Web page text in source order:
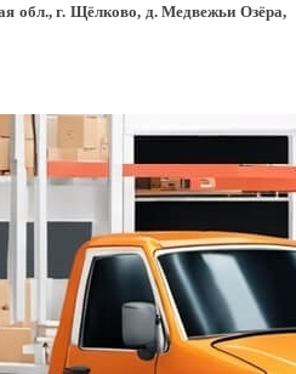
г. Щёлково, д. Медвежьи Озёра,